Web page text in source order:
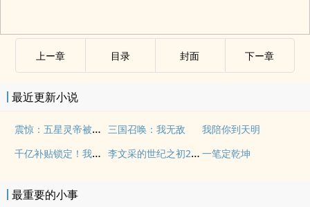
上ー章 目录 封面 下ー章
最近更新小说
震惊：五星灵帝被逼着撩妹 三国召唤：我无敌 我陪你到天明
千亿补贴锁定！我用五百全球撒钱 李文采的世纪之初2文联主 一笔定乾坤
最重要的小事